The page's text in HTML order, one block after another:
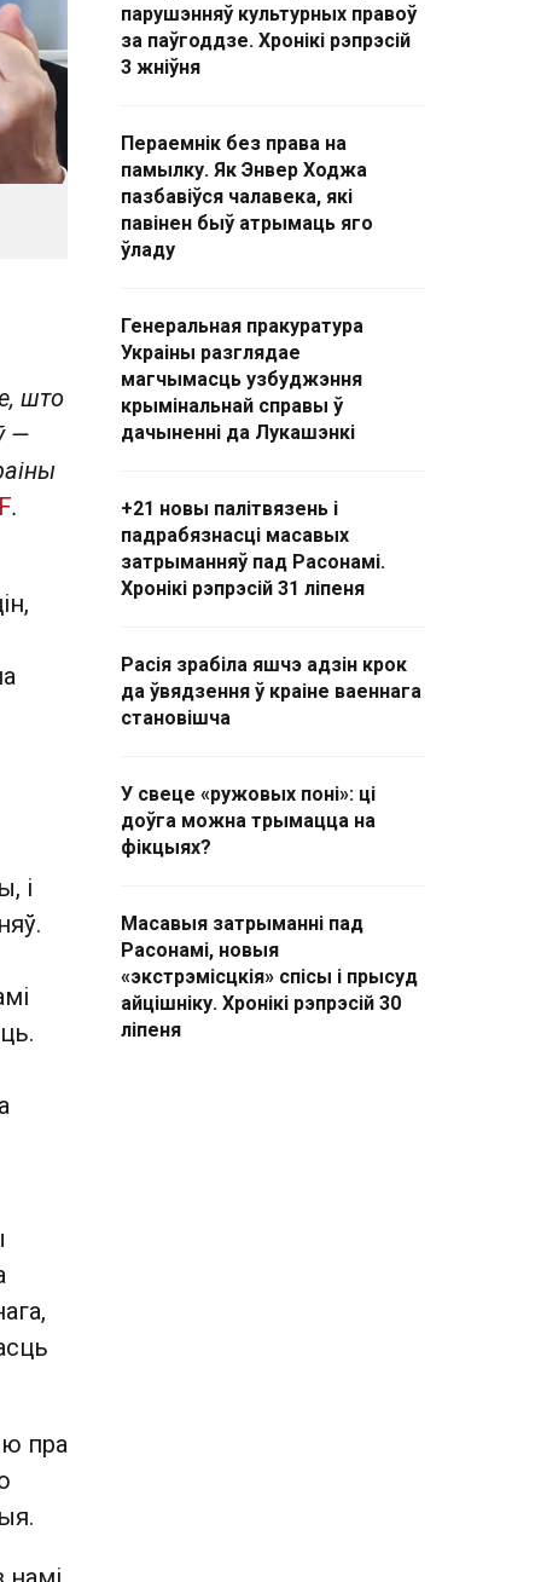
што
—
.
і
пра
парушэнняў культурных правоў
за паўгоддзе. Хронікі рэпрэсій
3 жніўня
Пераемнік без права на
памылку. Як Энвер Ходжа
пазбавіўся чалавека, які
павінен быў атрымаць яго
ўладу
Генеральная пракуратура
Украіны разглядае
магчымасць узбуджэння
крымінальнай справы ў
дачыненні да Лукашэнкі
+21 новы палітвязень і
падрабязнасці масавых
затрыманняў пад Расонамі.
Хронікі рэпрэсій 31 ліпеня
Расія зрабіла яшчэ адзін крок
да ўвядзення ў краіне ваеннага
становішча
У свеце «ружовых поні»: ці
доўга можна трымацца на
фікцыях?
Масавыя затрыманні пад
Расонамі, новыя
«экстрэмісцкія» спісы і прысуд
айцішніку. Хронікі рэпрэсій 30
ліпеня